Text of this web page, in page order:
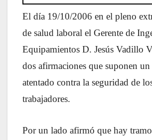
El día 19/10/2006 en el pleno
de salud laboral el Gerente de
Equipamientos D. Jesús Vadillo
dos afirmaciones que suponen
atentado contra la seguridad de
trabajadores.
Por un lado afirmó que hay